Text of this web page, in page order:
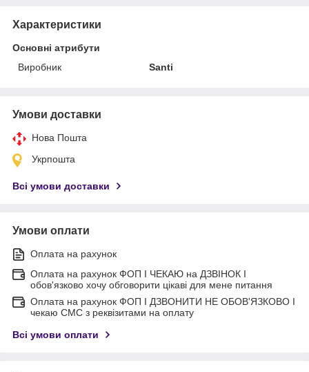
Характеристики
Основні атрибути
Виробник
Santi
Умови доставки
Нова Пошта
Укрпошта
Всі умови доставки
Умови оплати
Оплата на рахунок
Оплата на рахунок ФОП I ЧЕКАЮ на ДЗВІНОК I
обов'язково хочу обговорити цікаві для мене питання
Оплата на рахунок ФОП I ДЗВОНИТИ НЕ ОБОВ'ЯЗКОВО I
чекаю СМС з реквізитами на оплату
Всі умови оплати